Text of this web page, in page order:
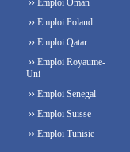
›› Emploi Oman
›› Emploi Poland
›› Emploi Qatar
›› Emploi Royaume-
Uni
›› Emploi Senegal
›› Emploi Suisse
›› Emploi Tunisie